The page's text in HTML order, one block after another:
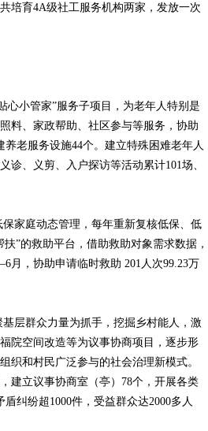
培育4A级社工服务机构两家，发放一次
小管家”服务子项目，为老年人特别是
料、家政帮助、社区参与等服务，协助
老服务设施44个。建立特殊困难老年人
诊、义剪、入户探访等活动累计101场、
庭动态管理，每年重新复核低保、低
”的救助平台，借助救助对象需求数据，
月，协助申请临时救助 201人次99.23万
群众力量为抓手，挖掘乡村能人，激
院空间改造等为议事协商项目，逐步形
织和村民广泛参与的社会治理新模式。
建立议事协商室（亭）78个，开展各类
纠纷超1000件，受益群众达2000多人